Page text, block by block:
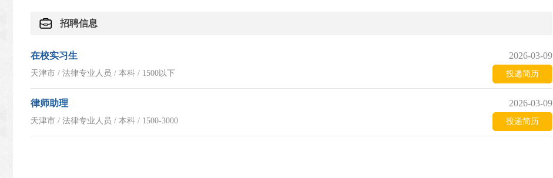
招聘信息
在校实习生 2026-03-09
天津市 / 法律专业人员 / 本科 / 1500以下 投递简历
律师助理 2026-03-09
天津市 / 法律专业人员 / 本科 / 1500-3000 投递简历